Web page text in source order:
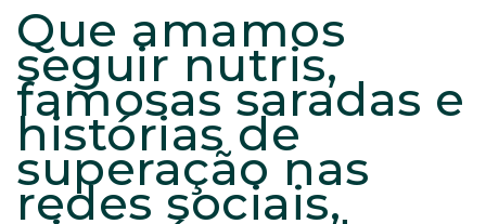
Que amamos
seguir nutris,
famosas saradas e
histórias de
superação nas
redes sociais,